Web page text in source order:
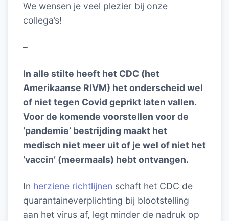
We wensen je veel plezier bij onze
collega’s!
–
In alle stilte heeft het CDC (het
Amerikaanse RIVM) het onderscheid wel
of niet tegen Covid geprikt laten vallen.
Voor de komende voorstellen voor de
‘pandemie’ bestrijding maakt het
medisch niet meer uit of je wel of niet het
‘vaccin’ (meermaals) hebt ontvangen.
In herziene richtlijnen schaft het CDC de
quarantaineverplichting bij blootstelling
aan het virus af, legt minder de nadruk op